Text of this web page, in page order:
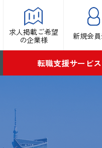
求人掲載ご希望
の企業様
新規会
転職支援サービ